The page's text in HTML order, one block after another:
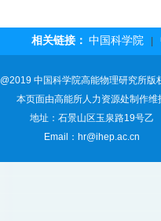
相关链接： 中国科学院
@2019 中国科学院高能物理研究所版
本页面由高能所人力资源处制作维
地址：石景山区玉泉路19号乙
Email：hr@ihep.ac.cn